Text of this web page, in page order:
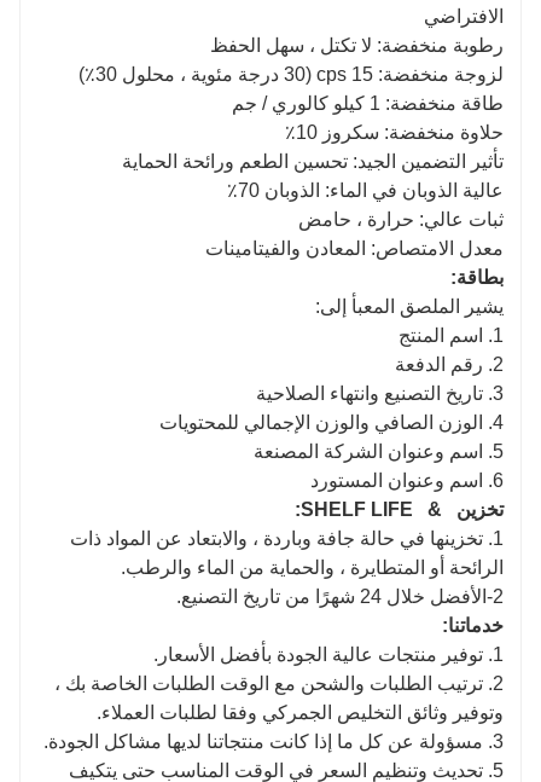
الافتراضي
رطوبة منخفضة: لا تكتل ، سهل الحفظ
لزوجة منخفضة: 15 cps (30 درجة مئوية ، محلول 30٪)
طاقة منخفضة: 1 كيلو كالوري / جم
حلاوة منخفضة: سكروز 10٪
تأثير التضمين الجيد: تحسين الطعم ورائحة الحماية
عالية الذوبان في الماء: الذوبان 70٪
ثبات عالي: حرارة ، حامض
معدل الامتصاص: المعادن والفيتامينات
بطاقة:
يشير الملصق المعبأ إلى:
1. اسم المنتج
2. رقم الدفعة
3. تاريخ التصنيع وانتهاء الصلاحية
4. الوزن الصافي والوزن الإجمالي للمحتويات
5. اسم وعنوان الشركة المصنعة
6. اسم وعنوان المستورد
تخزين & SHELF LIFE:
1. تخزينها في حالة جافة وباردة ، والابتعاد عن المواد ذات
الرائحة أو المتطايرة ، والحماية من الماء والرطب.
2-الأفضل خلال 24 شهرًا من تاريخ التصنيع.
خدماتنا:
1. توفير منتجات عالية الجودة بأفضل الأسعار.
2. ترتيب الطلبات والشحن مع الوقت الطلبات الخاصة بك ،
وتوفير وثائق التخليص الجمركي وفقا لطلبات العملاء.
3. مسؤولة عن كل ما إذا كانت منتجاتنا لديها مشاكل الجودة.
5. تحديث وتنظيم السعر في الوقت المناسب حتى يتكيف